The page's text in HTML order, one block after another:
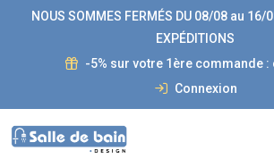
NOUS SOMMES FERMÉS DU 08/08 au 16/
EXPÉDITIONS
-5% sur votre 1ère commande :
Connexion